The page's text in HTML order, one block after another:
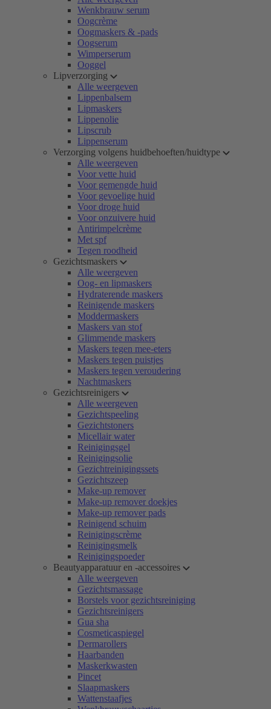
Wenkbrauw serum
Oogcrème
Oogmaskers & -pads
Oogserum
Wimperserum
Ooggel
Lipverzorging
Alle weergeven
Lippenbalsem
Lipmaskers
Lippenolie
Lipscrub
Lippenserum
Verzorging volgens huidbehoeften/huidtype
Alle weergeven
Voor vette huid
Voor gemengde huid
Voor gevoelige huid
Voor droge huid
Voor onzuivere huid
Antirimpelcrème
Met spf
Tegen roodheid
Gezichtsmaskers
Alle weergeven
Oog- en lipmaskers
Hydraterende maskers
Reinigende maskers
Moddermaskers
Maskers van stof
Glimmende maskers
Maskers tegen mee-eters
Maskers tegen puistjes
Maskers tegen veroudering
Nachtmaskers
Gezichtsreinigers
Alle weergeven
Gezichtspeeling
Gezichtstoners
Micellair water
Reinigingsgel
Reinigingsolie
Gezichtreinigingssets
Gezichtszeep
Make-up remover
Make-up remover doekjes
Make-up remover pads
Reinigend schuim
Reinigingscrème
Reinigingsmelk
Reinigingspoeder
Beautyapparatuur en -accessoires
Alle weergeven
Gezichtsmassage
Borstels voor gezichtsreiniging
Gezichtsreinigers
Gua sha
Cosmeticaspiegel
Dermarollers
Haarbanden
Maskerkwasten
Pincet
Slaapmaskers
Wattenstaafjes